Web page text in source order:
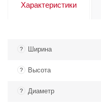
Характеристики
? Ширина
? Высота
? Диаметр